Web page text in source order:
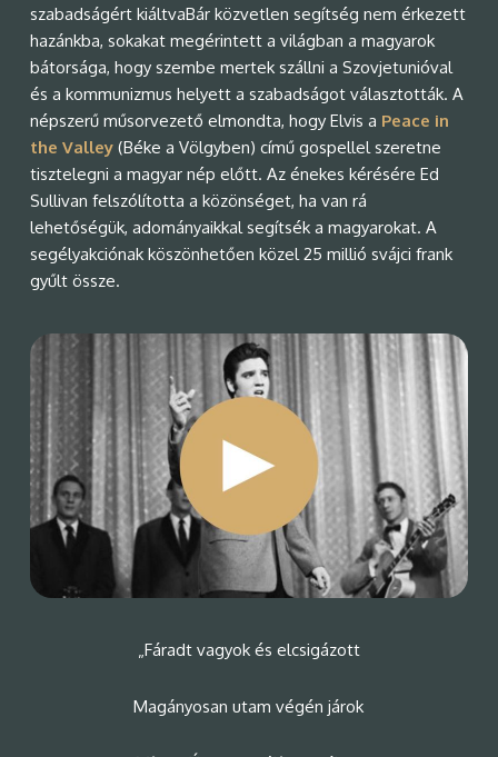
szabadságért kiáltvaBár közvetlen segítség nem érkezett
hazánkba, sokakat megérintett a világban a magyarok
bátorsága, hogy szembe mertek szállni a Szovjetunióval
és a kommunizmus helyett a szabadságot választották. A
népszerű műsorvezető elmondta, hogy Elvis a Peace in
the Valley(Béke a Völgyben) című gospellel szeretne
tisztelegni a magyar nép előtt. Az énekes kérésére Ed
Sullivan felszólította a közönséget, ha van rá
lehetőségük, adományaikkal segítsék a magyarokat. A
segélyakciónak köszönhetően közel 25 millió svájci frank
gyűlt össze.
„Fáradt vagyok és elcsigázott
Magányosan utam végén járok